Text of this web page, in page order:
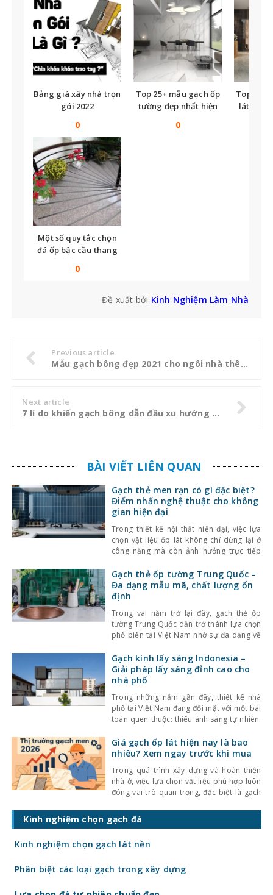
Bảng giá xây nhà trọn
gói 2022
0
Top 25+ mẫu gạch ốp
tường đẹp nhất hiện
0
Top
lát nền
Một số quy tắc chọn
đá ốp bậc cầu thang
0
Đề xuất bởi Kinh Nghiệm Làm Nhà
Previous article
Mẫu gạch bông đẹp 2021 cho ngôi nhà thêm ấn tượng
Next article
7 lí do khiến gạch bông dẫn đầu xu hướng vật liệu ốp lát
BÀI VIẾT LIÊN QUAN
Gạch thẻ men rạn có gì đặc biệt?
Điểm nhấn nghệ thuật cho không
gian hiện đại
Trong thiết kế nội thất hiện đại, việc lựa
chọn vật liệu ốp lát không chỉ dừng lại ở
công năng mà còn ảnh hưởng trực tiếp
Một trong những lựa chọn nổi bật gần đây
là gạch thẻ men rạn – dòng gạch ốp lát
Gạch thẻ ốp tường Trung Quốc –
Đa dạng mẫu mã, chất lượng ổn
định
Trong vài năm trở lại đây, gạch thẻ ốp
tường Trung Quốc dần trở thành lựa chọn
phổ biến tại Việt Nam nhờ sự đa dạng về
Bên cạnh đó, chất lượng sản phẩm cũng
không ngừng được cải thiện, đáp ứng tốt
nhu cầu sử
Gạch kính lấy sáng Indonesia –
Giải pháp lấy sáng đỉnh cao cho
nhà phố
Trong những năm gần đây, thiết kế nhà
phố tại Việt Nam đang đối mặt với một bài
toán quen thuộc: thiếu ánh sáng tự nhiên.
che chắn bởi các công trình xung quanh,
khiến không gian trở nên bí bách và phụ
Giá gạch ốp lát hiện nay là bao
nhiêu? Xem ngay trước khi mua
Trong quá trình xây dựng và hoàn thiện
nhà ở, việc lựa chọn vật liệu phù hợp luôn
đóng vai trò quan trọng, đặc biệt là gạch
giá gạch ốp lát hiện nay còn quyết định
trực tiếp đến tổng chi phí công trình. Vậy
Kinh nghiệm chọn gạch đá
Kinh nghiệm chọn gạch lát nền
Phân biệt các loại gạch trong xây dựng